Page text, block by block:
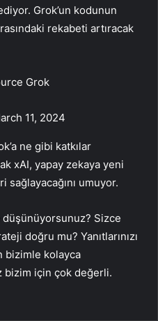
Grok’un kodunun
rekabeti artıracak
Grok
11, 2024
ne gibi katkılar
xAI, yapay zekaya yeni
umuyor.
düşünüyorsunuz? Sizce
doğru mu? Yanıtlarınızı
bizimle kolayca
bizim için çok değerli.